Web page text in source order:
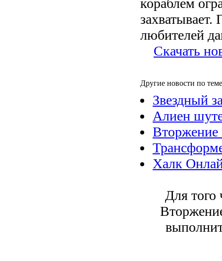
кораблем
любителей
Скачать
Другие новости по
Звездный
Алиен
Халк
Для того